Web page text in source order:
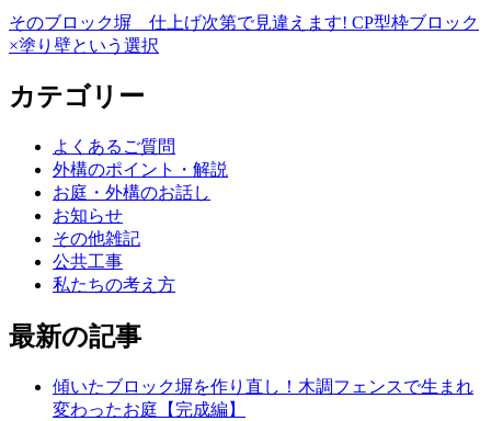
そのブロック塀 仕上げ次第で見違えます! CP型枠ブロック
×塗り壁という選択
カテゴリー
よくあるご質問
外構のポイント・解説
お庭・外構のお話し
お知らせ
その他雑記
公共工事
私たちの考え方
最新の記事
傾いたブロック塀を作り直し！木調フェンスで生まれ
変わったお庭【完成編】